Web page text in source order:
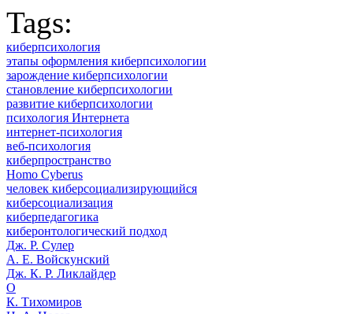
Tags:
киберпсихология
этапы оформления киберпсихологии
зарождение киберпсихологии
становление киберпсихологии
развитие киберпсихологии
психология Интернета
интернет-психология
веб-психология
киберпространство
Homo Cyberus
человек киберсоциализирующийся
киберсоциализация
киберпедагогика
киберонтологический подход
Дж. Р. Сулер
А. Е. Войскунский
Дж. К. Р. Ликлайдер
О
К. Тихомиров